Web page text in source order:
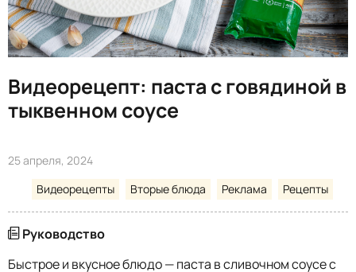
Видеорецепт: паста с говядиной в
тыквенном соусе
25 апреля, 2024
Видеорецепты
Вторые блюда Реклама Рецепты
Руководство
Быстрое и вкусное блюдо — паста в сливочном соусе с